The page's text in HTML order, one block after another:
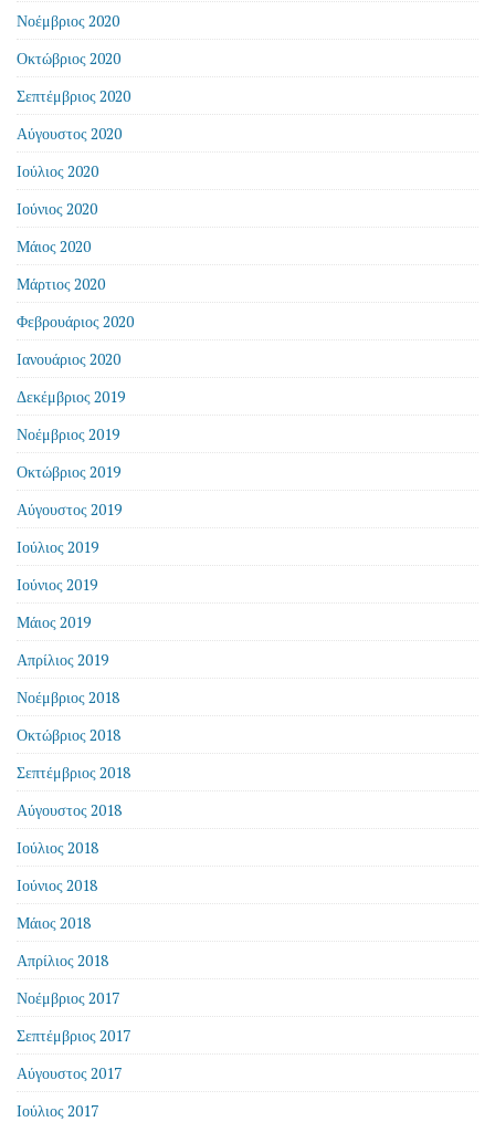
Νοέμβριος 2020
Οκτώβριος 2020
Σεπτέμβριος 2020
Αύγουστος 2020
Ιούλιος 2020
Ιούνιος 2020
Μάιος 2020
Μάρτιος 2020
Φεβρουάριος 2020
Ιανουάριος 2020
Δεκέμβριος 2019
Νοέμβριος 2019
Οκτώβριος 2019
Αύγουστος 2019
Ιούλιος 2019
Ιούνιος 2019
Μάιος 2019
Απρίλιος 2019
Νοέμβριος 2018
Οκτώβριος 2018
Σεπτέμβριος 2018
Αύγουστος 2018
Ιούλιος 2018
Ιούνιος 2018
Μάιος 2018
Απρίλιος 2018
Νοέμβριος 2017
Σεπτέμβριος 2017
Αύγουστος 2017
Ιούλιος 2017